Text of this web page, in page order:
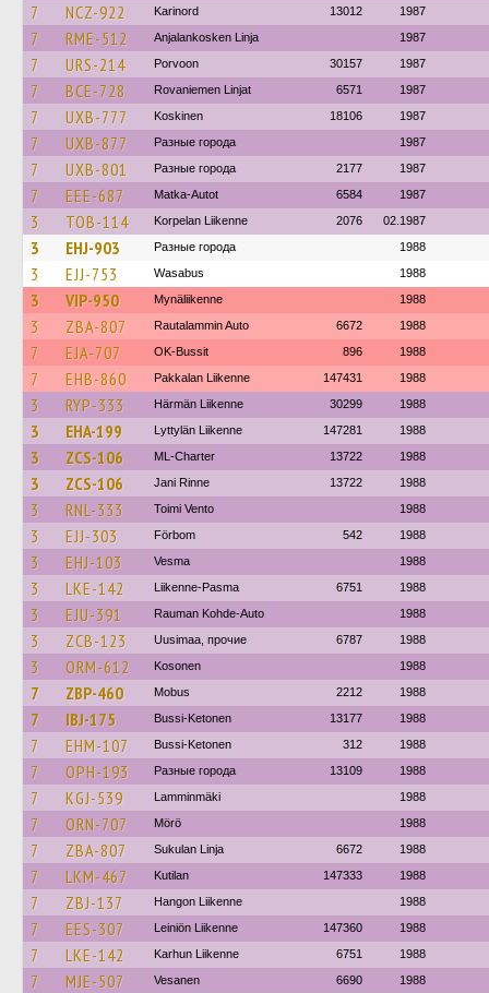
7 NCZ-922 Karinord 13012 1987
7 RME-512 Anjalankosken Linja 1987
7 URS-214 Porvoon 30157 1987
7 BCE-728 Rovaniemen Linjat 6571 1987
7 UXB-777 Koskinen 18106 1987
7 UXB-877 Разные города 1987
7 UXB-801 Разные города 2177 1987
7 EEE-687 Matka-Autot 6584 1987
3 TOB-114 Korpelan Liikenne 2076 02.1987
3 EHJ-903 Разные города 1988
3 EJJ-753 Wasabus 1988
3 VIP-950 Mynäliikenne 1988
3 ZBA-807 Rautalammin Auto 6672 1988
7 EJA-707 OK-Bussit 896 1988
7 EHB-860 Pakkalan Liikenne 147431 1988
3 RYP-333 Härmän Liikenne 30299 1988
3 EHA-199 Lyttylän Liikenne 147281 1988
3 ZCS-106 ML-Charter 13722 1988
3 ZCS-106 Jani Rinne 13722 1988
3 RNL-333 Toimi Vento 1988
3 EJJ-303 Förbom 542 1988
3 EHJ-103 Vesma 1988
3 LKE-142 Liikenne-Pasma 6751 1988
3 EJU-391 Rauman Kohde-Auto 1988
3 ZCB-123 Uusimaa, прочие 6787 1988
3 ORM-612 Kosonen 1988
7 ZBP-460 Mobus 2212 1988
7 IBJ-175 Bussi-Ketonen 13177 1988
7 EHM-107 Bussi-Ketonen 312 1988
7 OPH-193 Разные города 13109 1988
7 KGJ-539 Lamminmäki 1988
7 ORN-707 Mörö 1988
7 ZBA-807 Sukulan Linja 6672 1988
7 LKM-467 Kutilan 147333 1988
7 ZBJ-137 Hangon Liikenne 1988
7 EES-307 Leiniön Liikenne 147360 1988
7 LKE-142 Karhun Liikenne 6751 1988
7 MJE-507 Vesanen 6690 1988